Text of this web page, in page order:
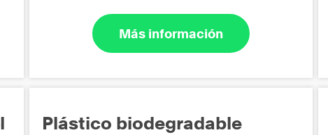
Más información
Plástico biodegradable